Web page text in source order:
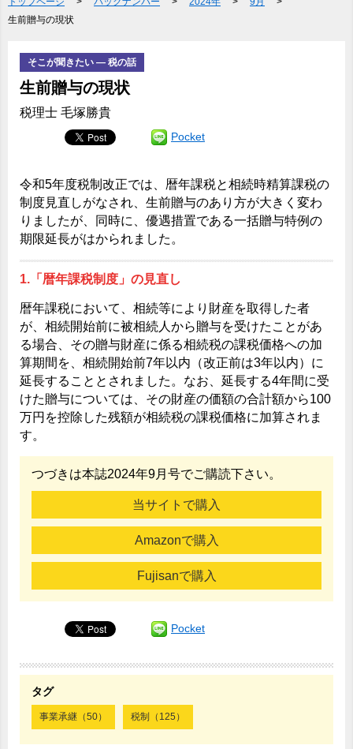
生前贈与の現状
そこが聞きたい ― 税の話
生前贈与の現状
税理士 毛塚勝貴
Pocket
令和5年度税制改正では、暦年課税と相続時精算課税の
制度見直しがなされ、生前贈与のあり方が大きく変わ
りましたが、同時に、優遇措置である一括贈与特例の
期限延長がはかられました。
1.「暦年課税制度」の見直し
暦年課税において、相続等により財産を取得した者
が、相続開始前に被相続人から贈与を受けたことがあ
る場合、その贈与財産に係る相続税の課税価格への加
算期間を、相続開始前7年以内（改正前は3年以内）に
延長することとされました。なお、延長する4年間に受
けた贈与については、その財産の価額の合計額から100
万円を控除した残額が相続税の課税価格に加算されま
す。
つづきは本誌2024年9月号でご購読下さい。
当サイトで購入
Amazonで購入
Fujisanで購入
Pocket
タグ
事業承継（50） 税制（125）